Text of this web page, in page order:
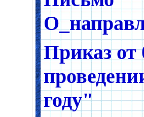
Приказ от
году"